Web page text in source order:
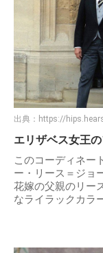
出典： https://
エリザベス女王
このコーディネー
ー・リース＝ジョ
花嫁の父親のリー
なライラックカラ